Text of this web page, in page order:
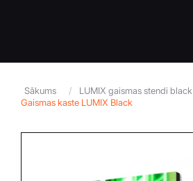
Sākums / LUMIX gaismas stendi black
Gaismas kaste LUMIX Black